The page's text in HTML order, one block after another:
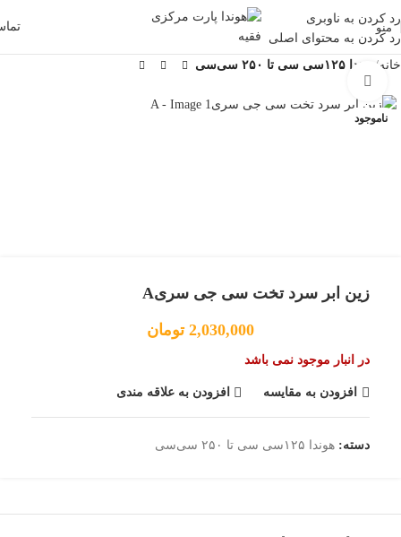
رد کردن به ناوبری
رد کردن به محتوای اصلی
منو
خانه هوندا ۱۲۵سی سی تا ۲۵۰ سی‌سی
ناموجود
زین ابر سرد تخت سی جی سریA
2,030,000 تومان
در انبار موجود نمی باشد
افزودن به مقایسه افزودن به علاقه مندی
دسته: هوندا ۱۲۵سی سی تا ۲۵۰ سی‌سی